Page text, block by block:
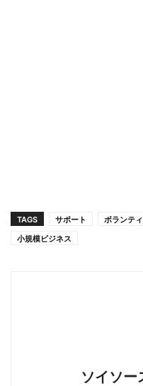
TAGS サポート ボランテ
小規模ビジネス
ソイソー